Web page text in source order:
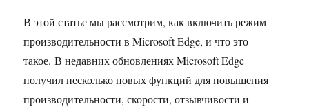
В этой статье мы рассмотрим, как включить режим
производительности в Microsoft Edge, и что это
такое. В недавних обновлениях Microsoft Edge
получил несколько новых функций для повышения
производительности, скорости, отзывчивости и